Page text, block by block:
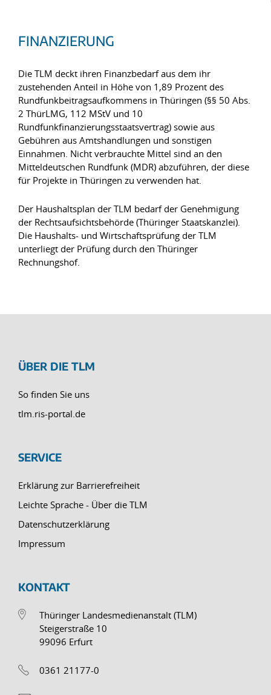
FINANZIERUNG
Die TLM deckt ihren Finanzbedarf aus dem ihr
zustehenden Anteil in Höhe von 1,89 Prozent des
Rundfunkbeitragsaufkommens in Thüringen (§§ 50 Abs.
2 ThürLMG, 112 MStV und 10
Rundfunkfinanzierungsstaatsvertrag) sowie aus
Gebühren aus Amtshandlungen und sonstigen
Einnahmen. Nicht verbrauchte Mittel sind an den
Mitteldeutschen Rundfunk (MDR) abzuführen, der diese
für Projekte in Thüringen zu verwenden hat.
Der Haushaltsplan der TLM bedarf der Genehmigung
der Rechtsaufsichtsbehörde (Thüringer Staatskanzlei).
Die Haushalts- und Wirtschaftsprüfung der TLM
unterliegt der Prüfung durch den Thüringer
Rechnungshof.
ÜBER DIE TLM
So finden Sie uns
tlm.ris-portal.de
SERVICE
Erklärung zur Barrierefreiheit
Leichte Sprache - Über die TLM
Datenschutzerklärung
Impressum
KONTAKT
Thüringer Landesmedienanstalt (TLM)
Steigerstraße 10
99096 Erfurt
0361 21177-0